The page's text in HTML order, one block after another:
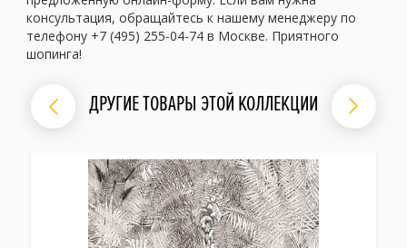
консультация, обращайтесь к нашему менеджеру по
телефону +7 (495) 255-04-74 в Москве. Приятного
шопинга!
ДРУГИЕ ТОВАРЫ ЭТОЙ КОЛЛЕКЦИИ